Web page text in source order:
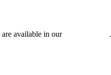
available in our .